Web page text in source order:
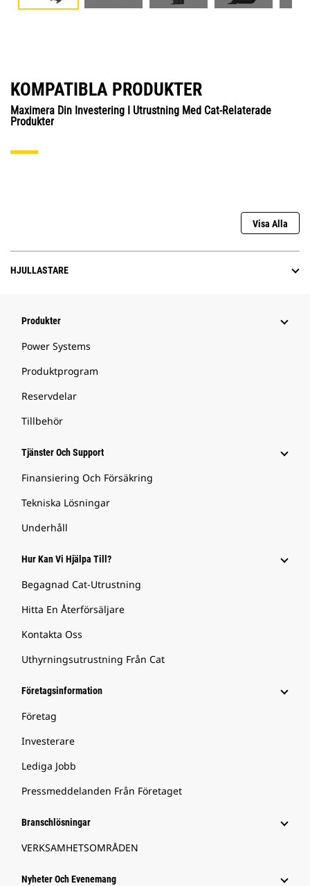
KOMPATIBLA PRODUKTER
Maximera Din Investering I Utrustning Med Cat-Relaterade
Produkter
Visa Alla
HJULLASTARE
Produkter
Power Systems
Produktprogram
Reservdelar
Tillbehör
Tjänster Och Support
Finansiering Och Försäkring
Tekniska Lösningar
Underhåll
Hur Kan Vi Hjälpa Till?
Begagnad Cat-Utrustning
Hitta En Återförsäljare
Kontakta Oss
Uthyrningsutrustning Från Cat
Företagsinformation
Företag
Investerare
Lediga Jobb
Pressmeddelanden Från Företaget
Branschlösningar
VERKSAMHETSOMRÅDEN
Nyheter Och Evenemang